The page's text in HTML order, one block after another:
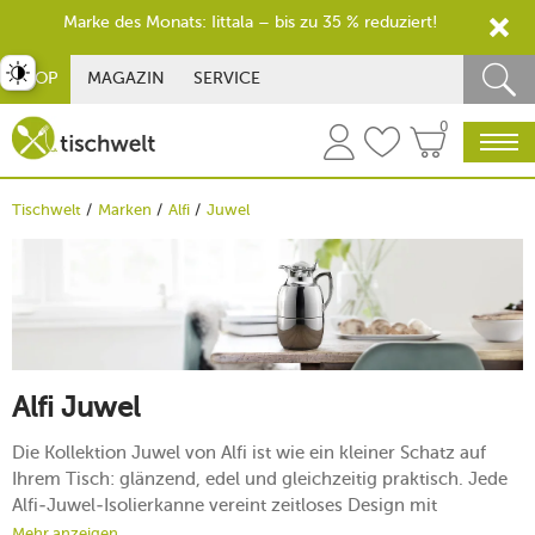
SHOP MAGAZIN SERVICE
0
Tischwelt Marken Alfi Juwel
Alfi Juwel
Die Kollektion Juwel von Alfi ist wie ein kleiner Schatz auf
Ihrem Tisch: glänzend, edel und gleichzeitig praktisch. Jede
Alfi-Juwel-Isolierkanne vereint zeitloses Design mit
umschalten
Marke des Monats: Iittala – bis zu 35 % reduziert!